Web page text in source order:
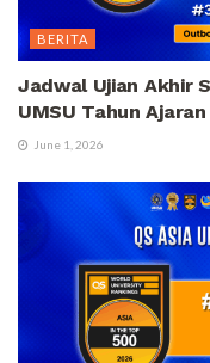
BERITA
Jadwal Ujian Akhir
UMSU Tahun
June 1, 2026